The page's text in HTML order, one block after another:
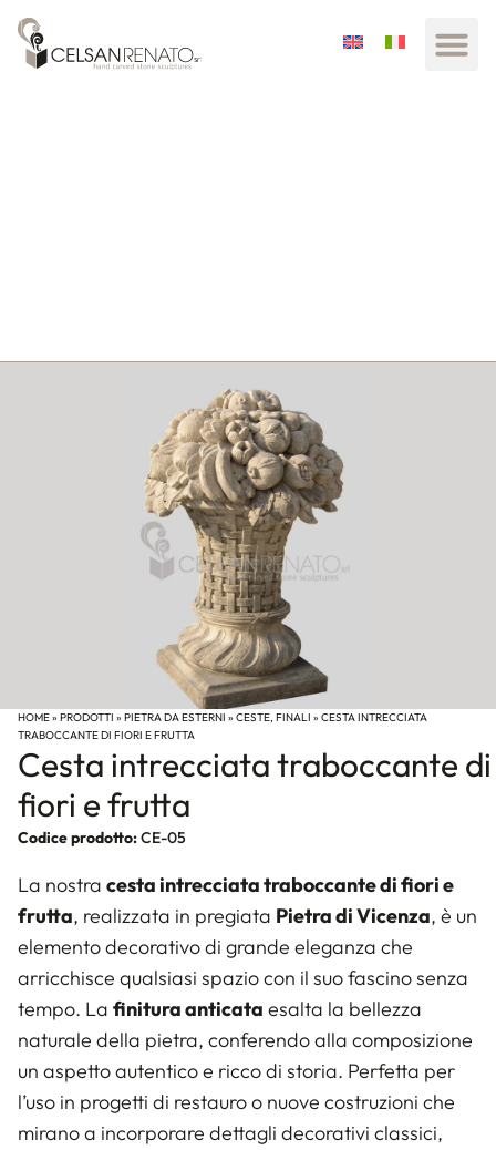
HOME» PRODOTTI » PIETRA DA ESTERNI » CESTE, FINALI » CESTA INTRECCIATA
TRABOCCANTE DI FIORI E FRUTTA
Cesta intrecciata traboccante di
fiori e frutta
Codice prodotto:CE-05
La nostra cesta intrecciata traboccante di fiori e
frutta, realizzata in pregiata Pietra di Vicenza, è un
elemento decorativo di grande eleganza che
arricchisce qualsiasi spazio con il suo fascino senza
tempo. La finitura anticata esalta la bellezza
naturale della pietra, conferendo alla composizione
un aspetto autentico e ricco di storia. Perfetta per
l’uso in progetti di restauro o nuove costruzioni che
mirano a incorporare dettagli decorativi classici,